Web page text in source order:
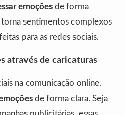
emoções de forma
sentimentos complexos
para as redes sociais.
através de caricaturas
na comunicação online.
de forma clara. Seja